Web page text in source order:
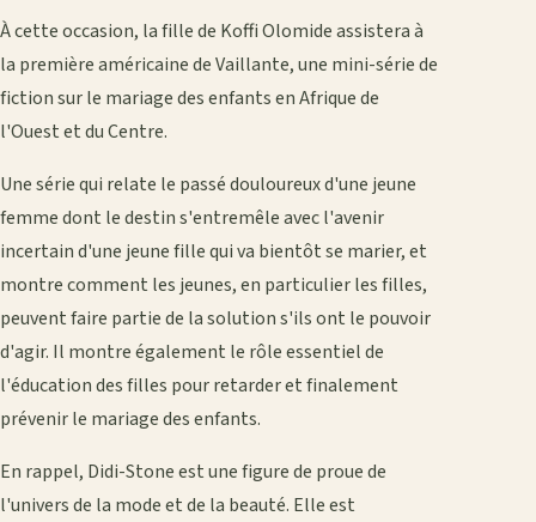
À cette occasion, la fille de Koffi Olomide assistera à
la première américaine de Vaillante, une mini-série de
fiction sur le mariage des enfants en Afrique de
l'Ouest et du Centre.
Une série qui relate le passé douloureux d'une jeune
femme dont le destin s'entremêle avec l'avenir
incertain d'une jeune fille qui va bientôt se marier, et
montre comment les jeunes, en particulier les filles,
peuvent faire partie de la solution s'ils ont le pouvoir
d'agir. Il montre également le rôle essentiel de
l'éducation des filles pour retarder et finalement
prévenir le mariage des enfants.
En rappel, Didi-Stone est une figure de proue de
l'univers de la mode et de la beauté. Elle est